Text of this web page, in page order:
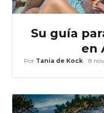
Su guía
en
Por Tania de Kock 8